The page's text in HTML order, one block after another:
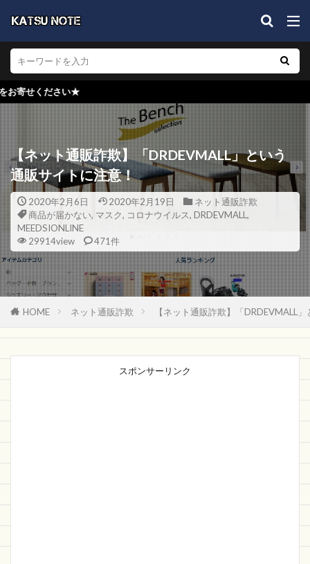
【ネット通販詐欺】「DRDEVMALL」という
通販サイトに注意！
2020年2月6日 2020年2月19日
ネット通販詐欺
商品が届かない, マスク, コロナウイルス, DRDEVMALL ,
MEEDSIONLINE
29914view
471件
HOME ネット通販詐欺 【ネット通販詐欺】「DRDEVMALL
スポンサーリンク